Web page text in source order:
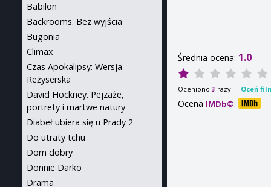
Średnia ocena: 1.0
Oceniono3 razy. | Oceń
Ocena IMDb©:
Babilon
Backrooms. Bez wyjścia
Bugonia
Climax
Czas Apokalipsy: Wersja
Reżyserska
David Hockney. Pejzaże,
portrety i martwe natury
Diabeł ubiera się u Prady 2
Do utraty tchu
Dom dobry
Donnie Darko
Drama